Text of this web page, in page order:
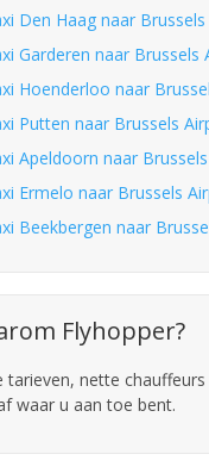
Den Haag naar
Garderen naar Brussels
Hoenderloo naar
Putten naar Brussels
Apeldoorn naar
Ermelo naar Brussels
Beekbergen naar
Flyhopper?
tarieven, nette
waar u aan toe bent.